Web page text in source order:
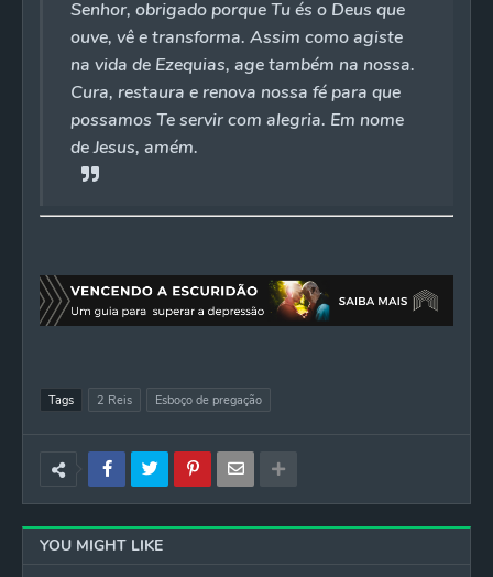
Senhor, obrigado porque Tu és o Deus que
ouve, vê e transforma. Assim como agiste
na vida de Ezequias, age também na nossa.
Cura, restaura e renova nossa fé para que
possamos Te servir com alegria. Em nome
de Jesus, amém.
Tags 2 Reis Esboço de pregação
YOU MIGHT LIKE